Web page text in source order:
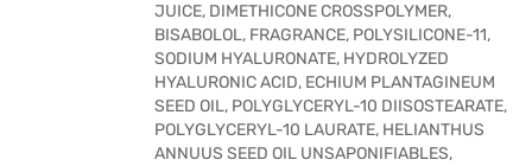
JUICE, DIMETHICONE CROSSPOLYMER,
BISABOLOL, FRAGRANCE, POLYSILICONE-11,
SODIUM HYALURONATE, HYDROLYZED
HYALURONIC ACID, ECHIUM PLANTAGINEUM
SEED OIL, POLYGLYCERYL-10 DIISOSTEARATE,
POLYGLYCERYL-10 LAURATE, HELIANTHUS
ANNUUS SEED OIL UNSAPONIFIABLES,